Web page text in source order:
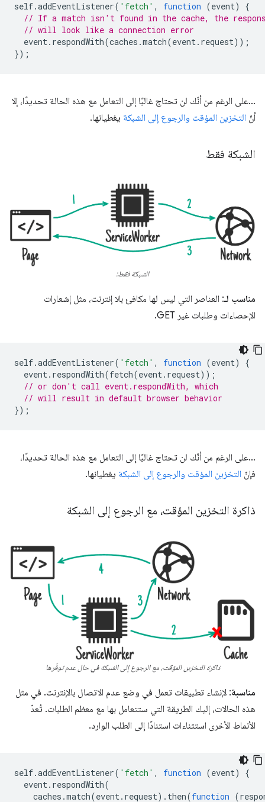
self.addEventListener( 'fetch' , function (event)
{
// If a match isn't found in the cache, the
// will look like a connection error
event. respondWith(caches .match(event. request));
});
…على الرغم من أنّك لن تحتاج غالبًا إلى التعامل مع هذه الحالة تحديدًا، إلا
أنّ التخزين المؤقت والرجوع إلى الشبكة يغطيانها.
الشبكة فقط
الشبكة فقط:
مناسب لـ: العناصر التي ليس لها مكافئ بلا إنترنت، مثل إشعارات
الإحصاءات وطلبات غير GET.
self.addEventListener( 'fetch' , function (event)
{
event. respondWith(fetch(event. request));
// or don't call event.respondWith, which
// will result in default browser behavior
});
…على الرغم من أنّك لن تحتاج غالبًا إلى التعامل مع هذه الحالة تحديدًا،
فإنّ التخزين المؤقت والرجوع إلى الشبكة يغطيانها.
ذاكرة التخزين المؤقت، مع الرجوع إلى الشبكة
ذاكرة التخزين المؤقت، مع الرجوع إلى الشبكة في حال عدم توفّرها
مناسبة: لإنشاء تطبيقات تعمل في وضع عدم الاتصال بالإنترنت. في مثل
هذه الحالات، إليك الطريقة التي ستتعامل بها مع معظم الطلبات. تُعدّ
الأنماط الأخرى استثناءات استنادًا إلى الطلب الوارد.
self.addEventListener( 'fetch' , function (event)
{
event. respondWith(
caches .match(event. request). then(function (